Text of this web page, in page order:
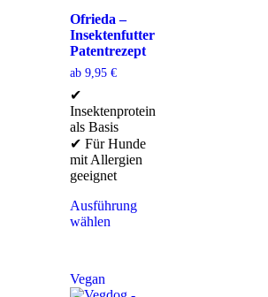
Ofrieda –
Insektenfutter
Patentrezept
ab 9,95 €
✔
Insektenprotein
als Basis
✔ Für Hunde
mit Allergien
geeignet
Ausführung
wählen
Vegan